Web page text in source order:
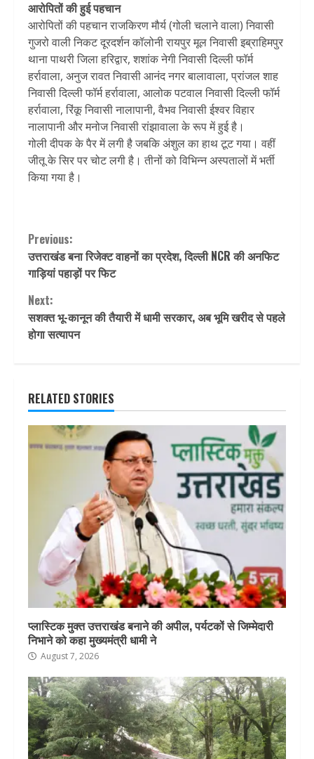
आरोपितों की हुई पहचान
आरोपितों की पहचान राजकिरण मौर्य (गोली चलाने वाला) निवासी
गुजरो वाली निकट दूरदर्शन कॉलोनी रायपुर मूल निवासी इब्राहिमपुर
थाना पाथरी जिला हरिद्वार, शशांक नेगी निवासी दिल्ली फॉर्म
हर्रावाला, अनुज रावत निवासी आनंद नगर बालावाला, प्रांजल शाह
निवासी दिल्ली फॉर्म हर्रावाला, आलोक पटवाल निवासी दिल्ली फॉर्म
हर्रावाला, रिंकू निवासी नालापानी, वैभव निवासी ईश्वर विहार
नालापानी और मनोज निवासी रांझावाला के रूप में हुई है।
गोली दीपक के पैर में लगी है जबकि अंशुल का हाथ टूट गया। वहीं
जीतू के सिर पर चोट लगी है। तीनों को विभिन्न अस्पतालों में भर्ती
किया गया है।
Continue
Reading
Previous:
उत्तराखंड बना रिजेक्ट वाहनों का प्रदेश, दिल्ली NCR की अनफिट
गाड़ियां पहाड़ों पर फिट
Next:
सशक्त भू-कानून की तैयारी में धामी सरकार, अब भूमि खरीद से पहले
होगा सत्यापन
RELATED STORIES
प्लास्टिक मुक्त उत्तराखंड बनाने की अपील, पर्यटकों से जिम्मेदारी
निभाने को कहा मुख्यमंत्री धामी ने
August 7, 2026